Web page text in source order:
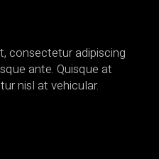
consectetur adipiscing
ante. Quisque at
nisl at vehicular.